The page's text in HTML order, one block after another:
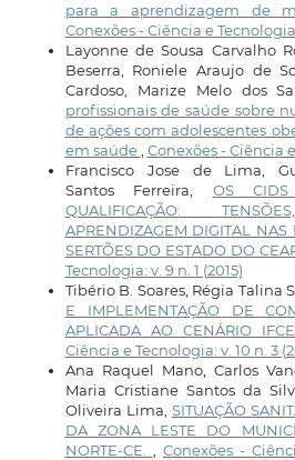
para a aprendizagem de
Conexões - Ciência e
Layonne de Sousa Carvalho
Beserra, Roniele Araujo de
Cardoso, Marize Melo dos
profissionais de saúde sobre
de ações com adolescentes
em saúde Conexões - Ciência
Francisco Jose de Lima,
Santos Ferreira, OS
QUALIFICAÇÃO:
APRENDIZAGEM DIGITAL NAS
SERTÕES DO ESTADO DO
Tecnologia: v. 9 n. 1 (2015)
Tibério B. Soares, Régia Talina
E IMPLEMENTAÇÃO DE
APLICADA AO CENÁRIO
Ciência e Tecnologia: v. 10 n. 3
Ana Raquel Mano, Carlos
Maria Cristiane Santos da
Oliveira Lima, SITUAÇÃO
DA ZONA LESTE DO
NORTE-CE.
Conexões -